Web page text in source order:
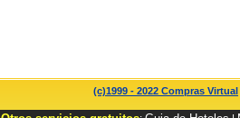
(c)1999 - 2022 Compras Virtual